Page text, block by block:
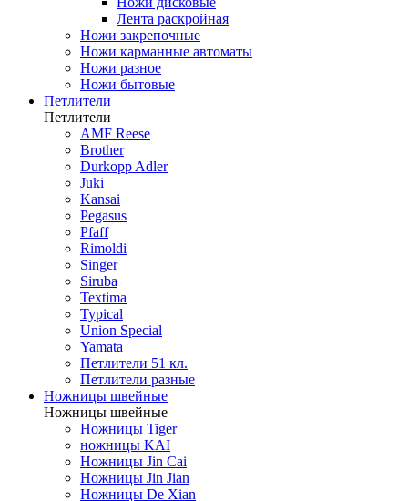
Лента раскройная
Ножи закрепочные
Ножи карманные автоматы
Ножи разное
Ножи бытовые
Петлители
Петлители
AMF Reese
Brother
Durkopp Adler
Juki
Kansai
Pegasus
Pfaff
Rimoldi
Singer
Siruba
Textima
Typical
Union Special
Yamata
Петлители 51 кл.
Петлители разные
Ножницы швейные
Ножницы швейные
Ножницы Tiger
ножницы KAI
Ножницы Jin Cai
Ножницы Jin Jian
Ножницы De Xian